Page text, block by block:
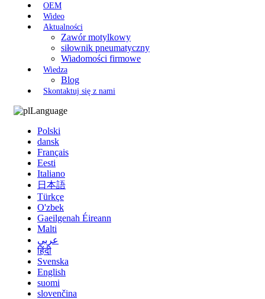
OEM
Wideo
Aktualności
Zawór motylkowy
siłownik pneumatyczny
Wiadomości firmowe
Wiedza
Blog
Skontaktuj się z nami
Language
Polski
dansk
Français
Eesti
Italiano
日本語
Türkçe
O'zbek
Gaeilgenah Éireann
Malti
عربي
हिंदी
Svenska
English
suomi
slovenčina